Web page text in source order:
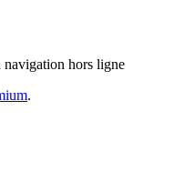
navigation hors ligne
.